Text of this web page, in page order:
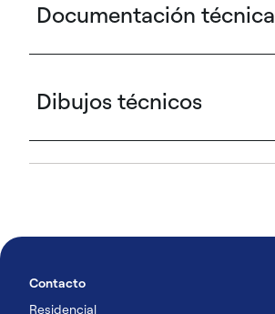
Documentación técnica
Dibujos técnicos
Contacto
Residencial